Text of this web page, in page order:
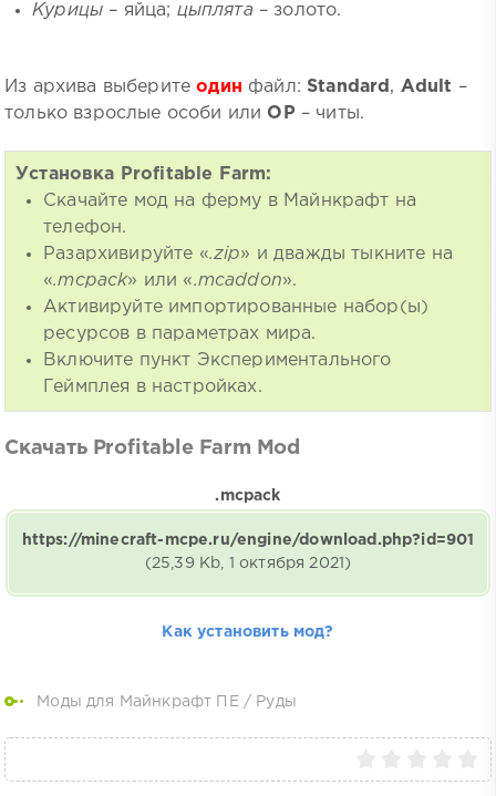
Курицы – яйца; цыплята– золото.
Из архива выберитеодин файл: Standard , Adult –
только взрослые особи или OP – читы.
Установка Profitable Farm:
Скачайте мод на ферму в Майнкрафт на
телефон.
Разархивируйте «.zip» и дважды тыкните на
«.mcpack» или «.mcaddon».
Активируйте импортированные набор(ы)
ресурсов в параметрах мира.
Включите пункт Экспериментального
Геймплея в настройках.
Скачать Profitable Farm Mod
.mcpack
https://minecraft-mcpe.ru/engine/download.php?id=901
(25,39 Kb, 1 октября 2021)
Как установить мод?
Моды для Майнкрафт ПЕ / Руды